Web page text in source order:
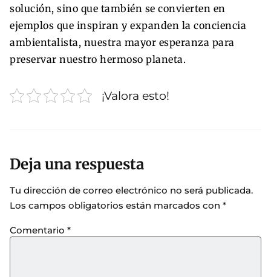
solución, sino que también se convierten en
ejemplos que inspiran y expanden la conciencia
ambientalista, nuestra mayor esperanza para
preservar nuestro hermoso planeta.
¡Valora esto!
Deja una respuesta
Tu dirección de correo electrónico no será publicada.
Los campos obligatorios están marcados con *
Comentario *